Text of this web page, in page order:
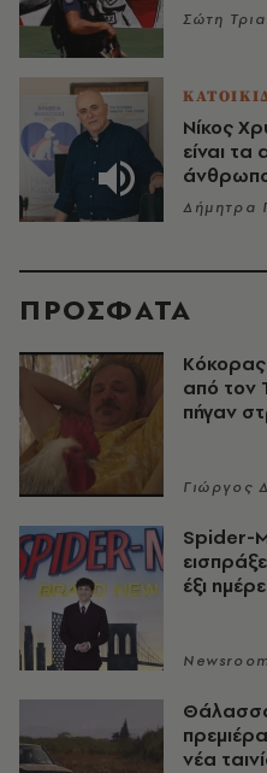
Σώτη
Νίκος
είναι
Δήμητρα
ΠΡΟΣΦΑΤΑ
από τον
πήγαν
Γιώργος
Spider-
έξι
Newsroom
νέα